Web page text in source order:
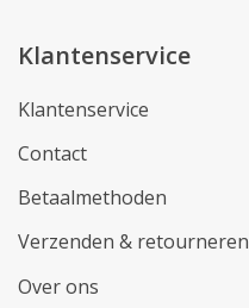
Klantenservice
Klantenservice
Contact
Betaalmethoden
Verzenden & retourneren
Over ons